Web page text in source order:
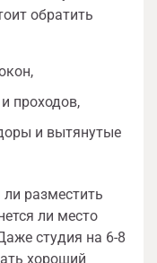
обратить
проходов,
и вытянутые
ли разместить
ли место
студия на 6-8
хороший